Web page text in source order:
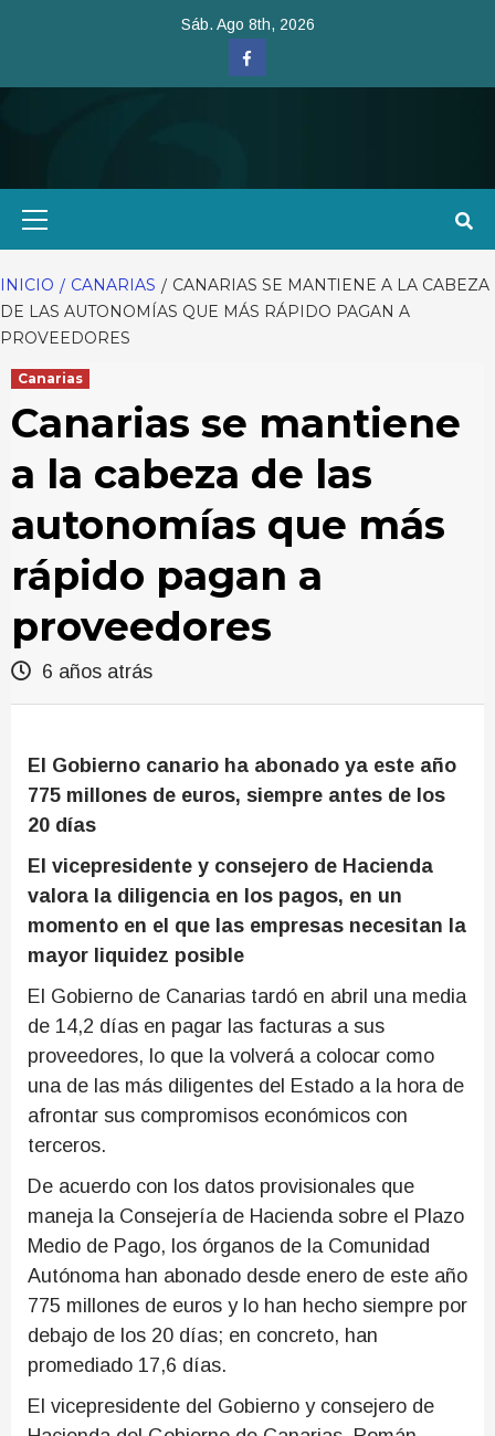
Sáb. Ago 8th, 2026
Facebook
INICIO CANARIAS
CANARIAS SE MANTIENE A LA CABEZA
DE LAS AUTONOMÍAS QUE MÁS RÁPIDO PAGAN A
PROVEEDORES
Canarias
Canarias se mantiene
a la cabeza de las
autonomías que más
rápido pagan a
proveedores
6 años atrás
El Gobierno canario ha abonado ya este año
775 millones de euros, siempre antes de los
20 días
El vicepresidente y consejero de Hacienda
valora la diligencia en los pagos, en un
momento en el que las empresas necesitan la
mayor liquidez posible
El Gobierno de Canarias tardó en abril una media
de 14,2 días en pagar las facturas a sus
proveedores, lo que la volverá a colocar como
una de las más diligentes del Estado a la hora de
afrontar sus compromisos económicos con
terceros.
De acuerdo con los datos provisionales que
maneja la Consejería de Hacienda sobre el Plazo
Medio de Pago, los órganos de la Comunidad
Autónoma han abonado desde enero de este año
775 millones de euros y lo han hecho siempre por
debajo de los 20 días; en concreto, han
promediado 17,6 días.
El vicepresidente del Gobierno y consejero de